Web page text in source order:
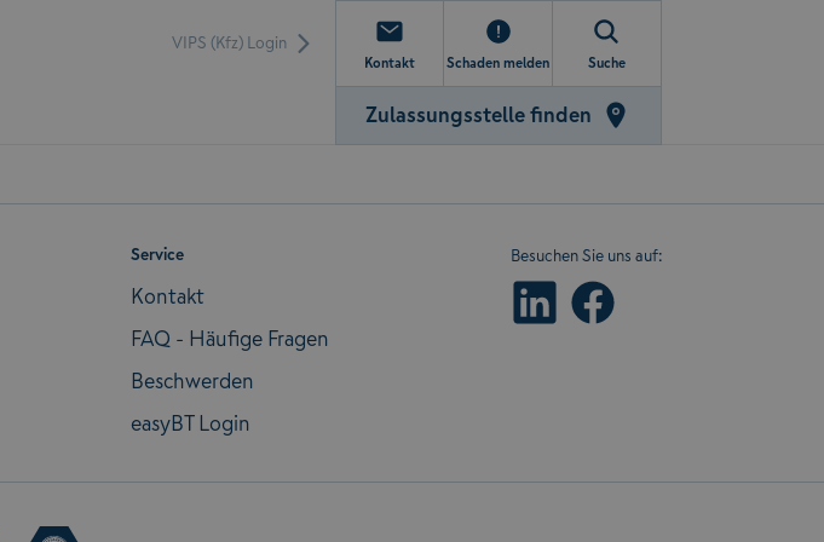
VIPS (Kfz) Login
Kontakt Schaden melden Suche
Zulassungsstelle finden
Service
Kontakt
FAQ - Häufige Fragen
Beschwerden
easyBT Login
Besuchen Sie uns auf: